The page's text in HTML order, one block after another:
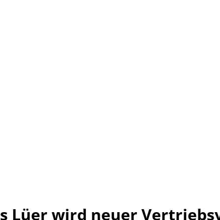
Lüer wird neuer